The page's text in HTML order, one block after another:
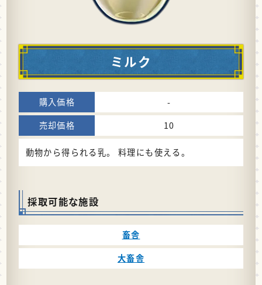
ミルク
-
10
動物から得られる乳。 料理にも使える。
採取可能な施設
畜舎
大畜舎